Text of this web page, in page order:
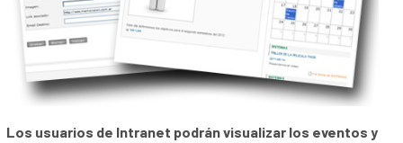
Los usuarios de Intranet podrán visualizar los eventos y